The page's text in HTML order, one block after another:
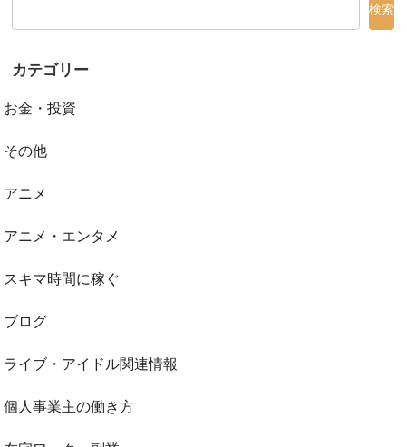
検索
カテゴリー
お金・投資
その他
アニメ
アニメ・エンタメ
スキマ時間に稼ぐ
ブログ
ライブ・アイドル関連情報
個人事業主の働き方